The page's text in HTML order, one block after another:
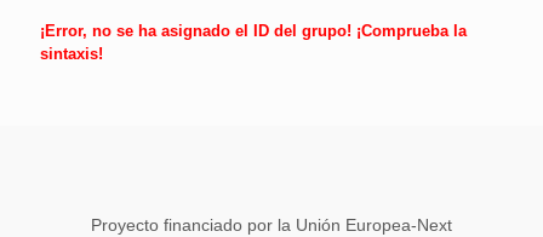
¡Error, no se ha asignado el ID del grupo! ¡Comprueba la
sintaxis!
Proyecto financiado por la Unión Europea-Next